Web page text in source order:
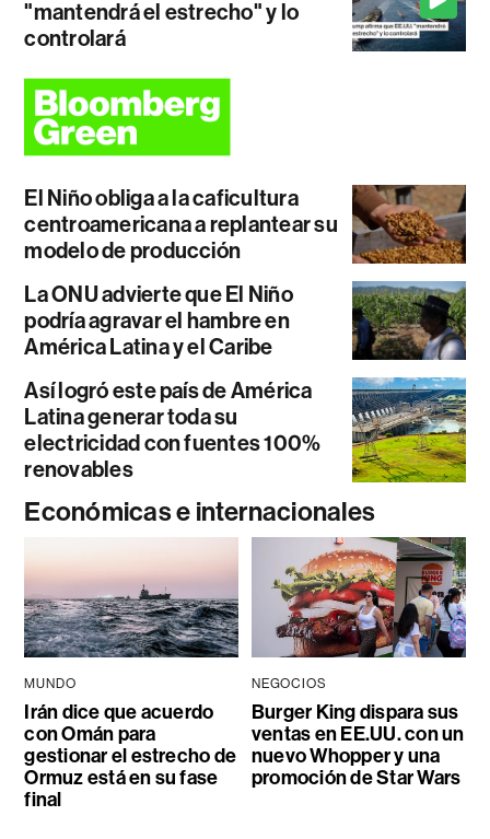
"mantendrá el estrecho" y lo
controlará
El Niño obliga a la caficultura
centroamericana a replantear su
modelo de producción
La ONU advierte que El Niño
podría agravar el hambre en
América Latina y el Caribe
Así logró este país de América
Latina generar toda su
electricidad con fuentes 100%
renovables
Económicas e internacionales
MUNDO
Irán dice que acuerdo
con Omán para
gestionar el estrecho de
Ormuz está en su fase
final
NEGOCIOS
Burger King dispara sus
ventas en EE.UU. con un
nuevo Whopper y una
promoción de Star Wars